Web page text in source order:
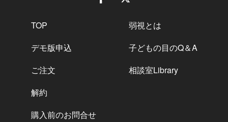
TOP
デモ版申込
ご注文
解約
購入前のお問合せ
弱視とは
子どもの目のQ＆A
相談室Library